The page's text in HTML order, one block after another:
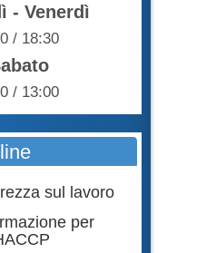
parte
- Venerdì
/ 18:30
/ 13:00
sul lavoro
per